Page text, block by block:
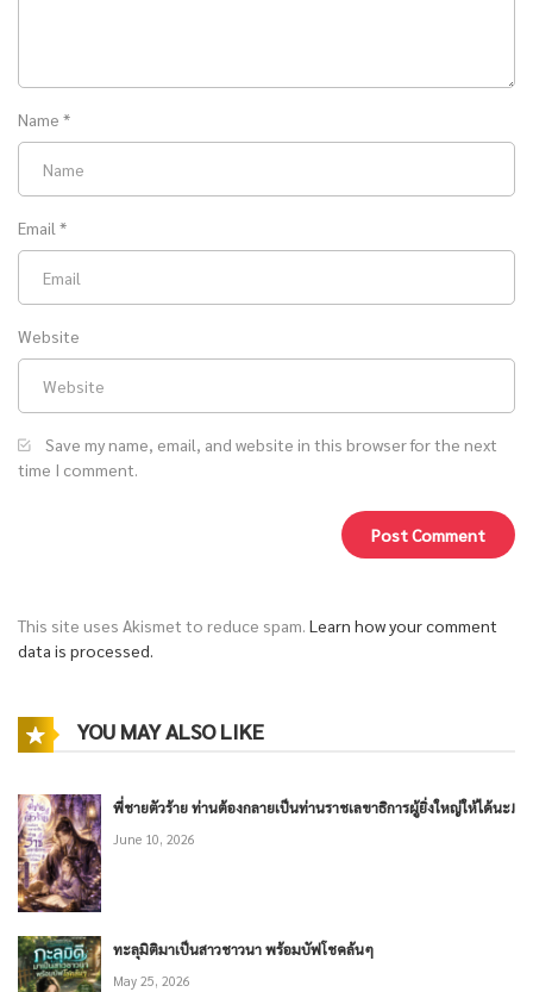
Name *
Email *
Website
Save my name, email, and website in this browser for the next
time I comment.
This site uses Akismet to reduce spam. Learn how your comment
data is processed.
YOU MAY ALSO LIKE
พี่ชายตัวร้าย ท่านต้องกลายเป็นท่านราชเลขาธิการผู้ยิ่งใหญ่ให้ได้นะ!
June 10, 2026
ทะลุมิติมาเป็นสาวชาวนา พร้อมบัฟโชคล้นๆ
May 25, 2026